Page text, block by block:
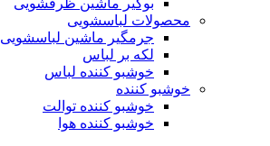
بوگیر ماشین ظرفشویی
محصولات لباسشویی
جرمگیر ماشین لباسشویی
لکه بر لباس
خوشبو کننده لباس
خوشبو کننده
خوشبو کننده توالت
خوشبو کننده هوا